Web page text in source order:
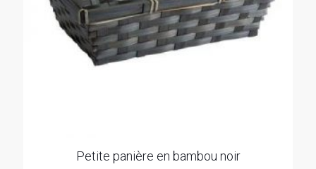
Petite panière en bambou noir